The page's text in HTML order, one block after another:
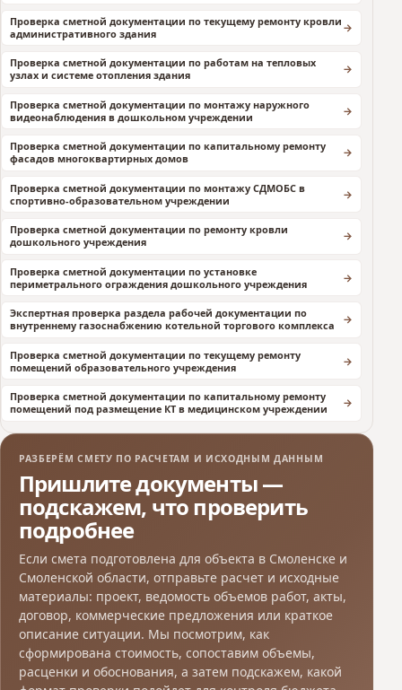
Проверка сметной документации по текущему ремонту кровли
административного здания
Проверка сметной документации по работам на тепловых
узлах и системе отопления здания
Проверка сметной документации по монтажу наружного
видеонаблюдения в дошкольном учреждении
Проверка сметной документации по капитальному ремонту
фасадов многоквартирных домов
Проверка сметной документации по монтажу СДМОБС в
спортивно-образовательном учреждении
Проверка сметной документации по ремонту кровли
дошкольного учреждения
Проверка сметной документации по установке
периметрального ограждения дошкольного учреждения
Экспертная проверка раздела рабочей документации по
внутреннему газоснабжению котельной торгового комплекса
Проверка сметной документации по текущему ремонту
помещений образовательного учреждения
Проверка сметной документации по капитальному ремонту
помещений под размещение КТ в медицинском учреждении
РАЗБЕРЁМ СМЕТУ ПО РАСЧЕТАМ И ИСХОДНЫМ ДАННЫМ
Пришлите документы —
подскажем, что проверить
подробнее
Если смета подготовлена для объекта в Смоленске и
Смоленской области, отправьте расчет и исходные
материалы: проект, ведомость объемов работ, акты,
договор, коммерческие предложения или краткое
описание ситуации. Мы посмотрим, как
сформирована стоимость, сопоставим объемы,
расценки и обоснования, а затем подскажем, какой